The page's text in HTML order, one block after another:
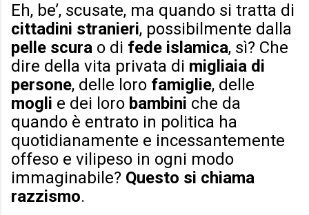
Eh, be’, scusate, ma quando si tratta di
cittadini stranieri, possibilmente dalla
pelle scura o di fede islamica, sì? Che
dire della vita privata di migliaia di
persone, delle loro famiglie, delle
mogli e dei loro bambini che da
quando è entrato in politica ha
quotidianamente e incessantemente
offeso e vilipeso in ogni modo
immaginabile? Questo si chiama
razzismo.